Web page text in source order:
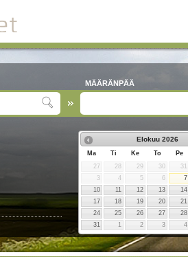
MÄÄRÄNPÄÄ
Elokuu 2026
Ma Ti Ke To Pe
27
28 29 30 31
3
4 5 6 7
10
11 12 13 14
17
18 19 20 21
24
25 26 27 28
31
1 2 3 4